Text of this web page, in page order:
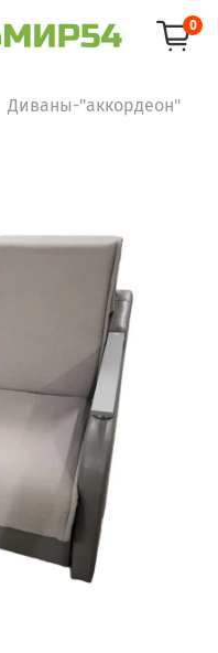
0
Диваны-"аккордеон"